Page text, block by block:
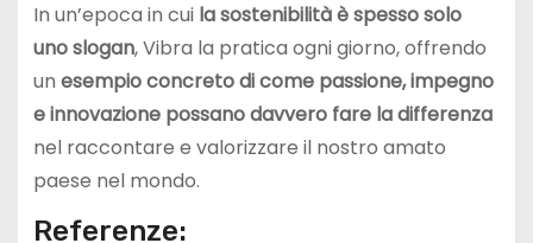
In un’epoca in cui la sostenibilità è spesso solo
uno slogan, Vibra la pratica ogni giorno, offrendo
un esempio concreto di come passione, impegno
e innovazione possano davvero fare la differenza
nel raccontare e valorizzare il nostro amato
paese nel mondo.
Referenze: